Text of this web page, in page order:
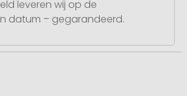
leveren wij op de
datum – gegarandeerd.